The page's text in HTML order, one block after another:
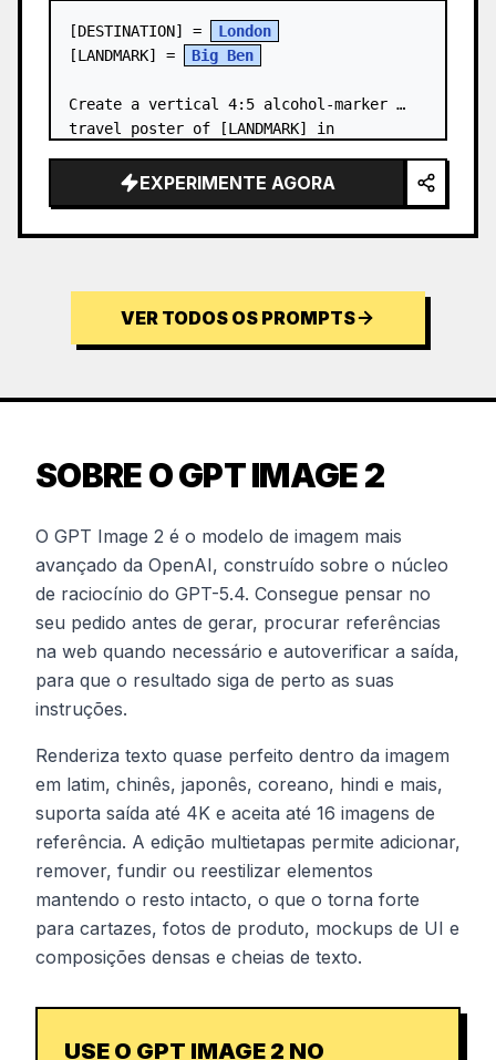
[DESTINATION] =
London
[LANDMARK] =
Big Ben
Create a vertical 4:5 alcohol-marker
travel poster of [LANDMARK] in
pedestrian viewpoint. Make it f…
EXPERIMENTE AGORA
VER TODOS OS PROMPTS
SOBRE O GPT IMAGE 2
O GPT Image 2 é o modelo de imagem mais
avançado da OpenAI, construído sobre o núcleo
de raciocínio do GPT-5.4. Consegue pensar no
seu pedido antes de gerar, procurar referências
na web quando necessário e autoverificar a saída,
para que o resultado siga de perto as suas
instruções.
Renderiza texto quase perfeito dentro da imagem
em latim, chinês, japonês, coreano, hindi e mais,
suporta saída até 4K e aceita até 16 imagens de
referência. A edição multietapas permite adicionar,
remover, fundir ou reestilizar elementos
mantendo o resto intacto, o que o torna forte
para cartazes, fotos de produto, mockups de UI e
composições densas e cheias de texto.
USE O GPT IMAGE 2 NO